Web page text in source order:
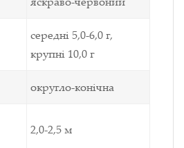
середні 5,0-6,0 г,
крупні 10,0 г
округло-конічна
2,0-2,5 м